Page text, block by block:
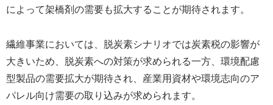
によって架橋剤の需要も拡大することが期待されます。
繊維事業においては、脱炭素シナリオでは炭素税の影響が
大きいため、脱炭素への対策が求められる一方、環境配慮
型製品の需要拡大が期待され、産業用資材や環境志向のア
パレル向け需要の取り込みが求められます。